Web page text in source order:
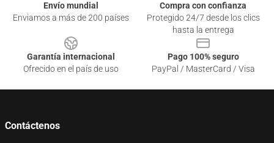
Envío mundial
Enviamos a más de 200 países
Compra con confianza
Protegido 24/7 desde los clics
hasta la entrega
Garantía internacional
Ofrecido en el país de uso
Pago 100% seguro
PayPal / MasterCard / Visa
Contáctenos